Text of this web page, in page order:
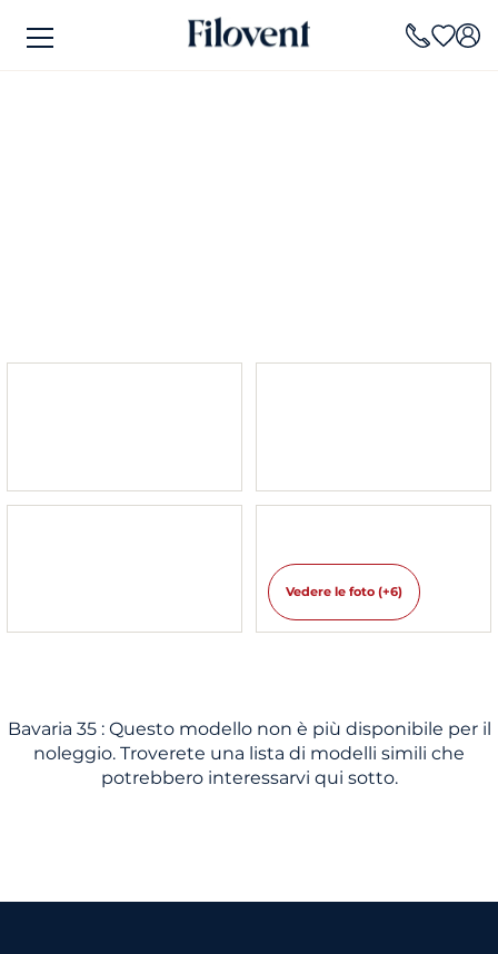
Vedere le foto (+6)
Bavaria 35 : Questo modello non è più disponibile per il
noleggio. Troverete una lista di modelli simili che
potrebbero interessarvi qui sotto.